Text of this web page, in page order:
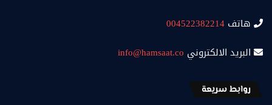
هاتف 004522382214
البريد الالكتروني info@hamsaat.co
روابط سريعة